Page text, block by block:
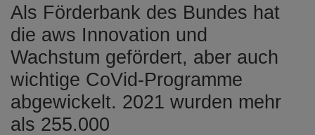
Als Förderbank des Bundes hat
die aws Innovation und
Wachstum gefördert, aber auch
wichtige CoVid-Programme
abgewickelt. 2021 wurden mehr
als 255.000